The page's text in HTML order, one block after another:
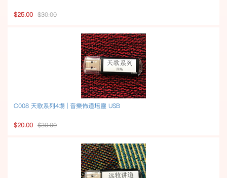
$25.00 $30.00
C008 天歌系列4場 | 音樂佈道培靈 USB
$20.00 $30.00